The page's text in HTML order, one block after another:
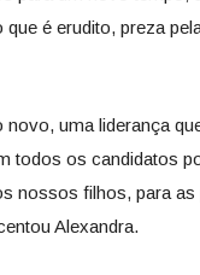
é erudito, preza
uma liderança
todos os candidatos
nossos filhos, para
Alexandra.